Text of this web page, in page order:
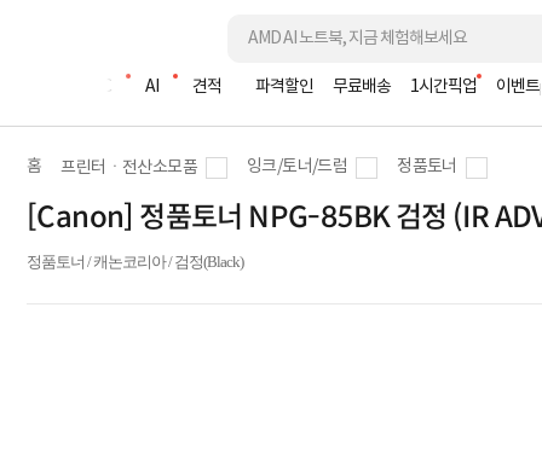
조립PC AI 견적 파격할인 무료배송 1시간픽업 이벤트
홈 프린터ㆍ전산소모품 잉크/토너/드럼 정품토너
[Canon] 정품토너 NPG-85BK 검정 (IR
정품토너 / 캐논코리아 / 검정(Black)